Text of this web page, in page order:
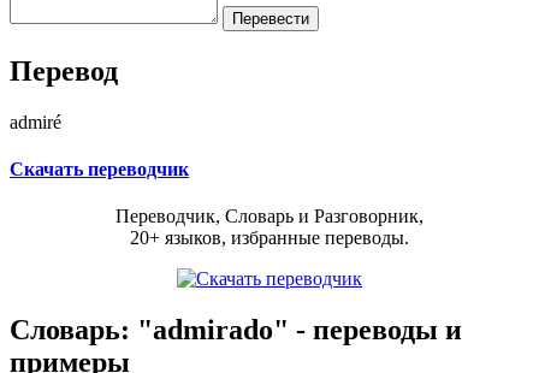
Перевод
admiré
Скачать переводчик
Переводчик, Словарь и Разговорник,
20+ языков, избранные переводы.
Словарь: "admirado" - переводы и
примеры